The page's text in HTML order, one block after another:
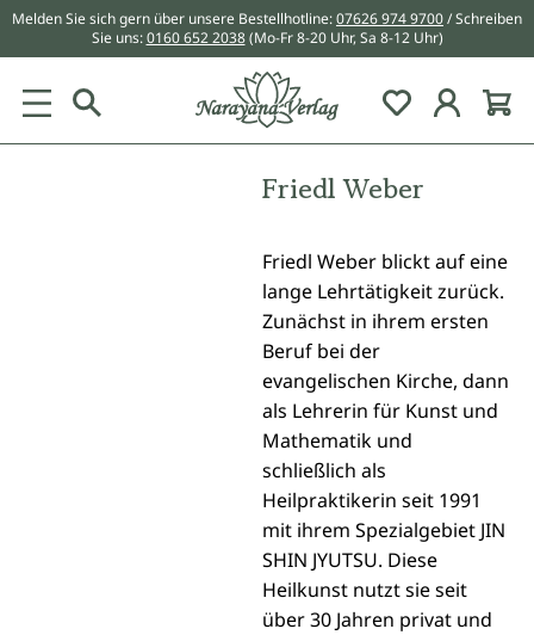
springen
Melden Sie sich gern über unsere Bestellhotline:07626 974 9700/ Schreiben
Sie uns:0160 652 2038 (Mo-Fr 8-20 Uhr, Sa 8-12 Uhr)
Du hast 0
Friedl Weber
Friedl Weber blickt auf eine
lange Lehrtätigkeit zurück.
Zunächst in ihrem ersten
Beruf bei der
evangelischen Kirche, dann
als Lehrerin für Kunst und
Mathematik und
schließlich als
Heilpraktikerin seit 1991
mit ihrem Spezialgebiet JIN
SHIN JYUTSU. Diese
Heilkunst nutzt sie seit
über 30 Jahren privat und